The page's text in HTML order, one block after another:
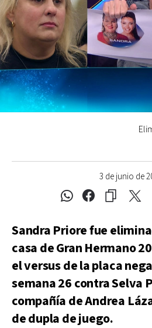
3 de junio de
Sandra Priore fue
casa de Gran Hermano
el versus de la placa
semana 26 contra Selva
compañía de Andrea
de dupla de juego.